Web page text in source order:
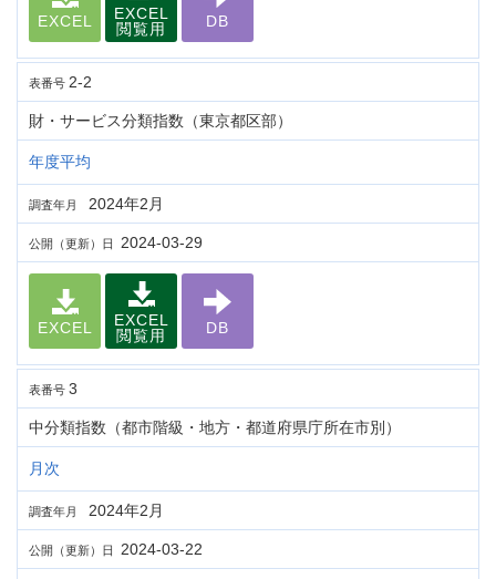
EXCEL
EXCEL
閲覧用
DB
表番号 2-2
財・サービス分類指数（東京都区部）
年度平均
調査年月 2024年2月
公開（更新）日 2024-03-29
EXCEL
EXCEL
閲覧用
DB
表番号 3
中分類指数（都市階級・地方・都道府県庁所在市別）
月次
調査年月 2024年2月
公開（更新）日 2024-03-22